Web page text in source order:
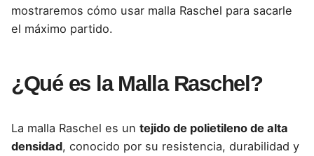
mostraremos cómo usar malla Raschel para sacarle
el máximo partido.
¿Qué es la Malla Raschel?
La malla Raschel es un tejido de polietileno de alta
densidad, conocido por su resistencia, durabilidad y